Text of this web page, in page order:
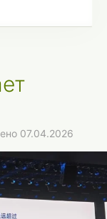
07.04.2026